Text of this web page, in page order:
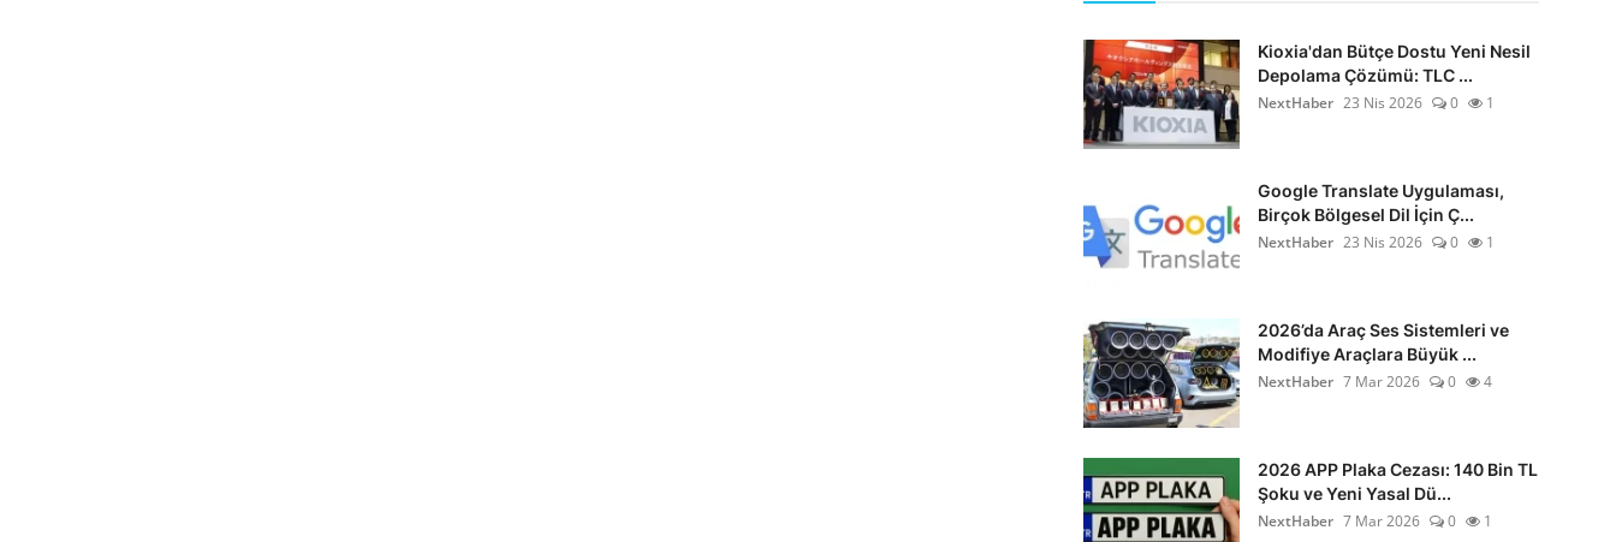
Kioxia'dan Bütçe Dostu Yeni Nesil
Depolama Çözümü: TLC ...
NextHaber 23 Nis 2026 0 1
Google Translate Uygulaması,
Birçok Bölgesel Dil İçin Ç...
NextHaber 23 Nis 2026 0 1
2026’da Araç Ses Sistemleri ve
Modifiye Araçlara Büyük ...
NextHaber 7 Mar 2026 0 4
2026 APP Plaka Cezası: 140 Bin TL
Şoku ve Yeni Yasal Dü...
NextHaber 7 Mar 2026 0 1